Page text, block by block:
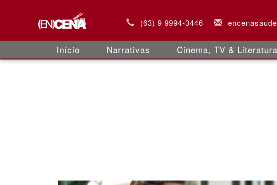
(63) 9 9994-3446
Início Narrativas Cinema, TV & Literatura